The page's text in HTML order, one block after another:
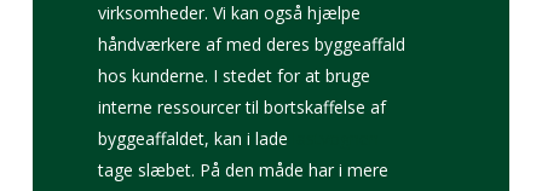
virksomheder. Vi kan også hjælpe
håndværkere af med deres byggeaffald
hos kunderne. I stedet for at bruge
interne ressourcer til bortskaffelse af
byggeaffaldet, kan i lade
tage slæbet. På den måde har i mere